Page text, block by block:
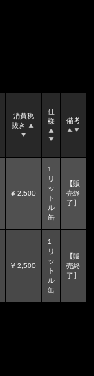
消費税
抜き
仕
様
備考
¥ 2,500
1
リ
ッ
ト
ル
缶
【販
売終
了】
¥ 2,500
1
リ
ッ
ト
ル
缶
【販
売終
了】